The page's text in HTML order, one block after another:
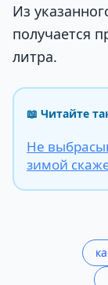
Из
получается
литра.
📖 Читайте
Не
зимой